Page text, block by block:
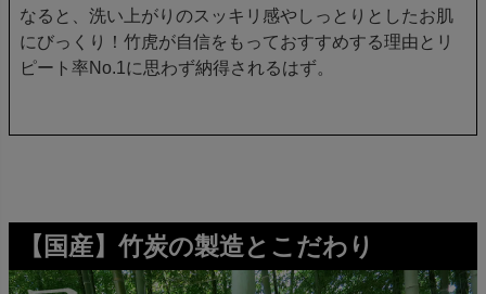
なると、洗い上がりのスッキリ感やしっとりとしたお肌
にびっくり！竹虎が自信をもっておすすめする理由とリ
ピート率No.1に思わず納得されるはず。
【国産】竹炭の製造とこだわり